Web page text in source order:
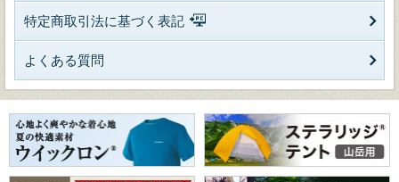
特定商取引法に基づく表記
よくある質問